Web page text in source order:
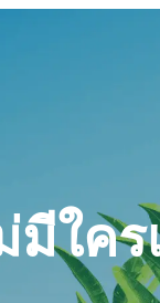
ใคร